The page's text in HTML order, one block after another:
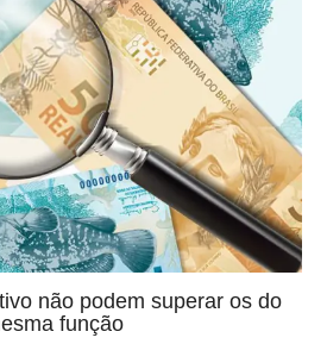
não podem superar os do
função